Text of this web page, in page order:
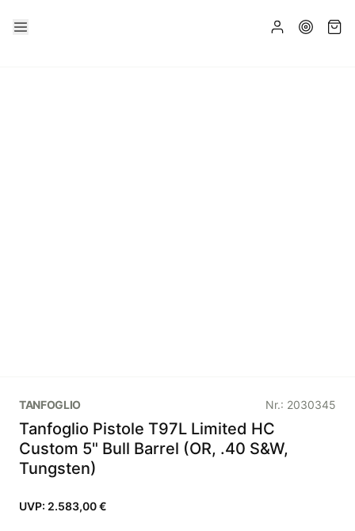
TANFOGLIO Nr.: 2030345
Tanfoglio Pistole T97L Limited HC
Custom 5" Bull Barrel (OR, .40 S&W,
Tungsten)
UVP: 2.583,00 €